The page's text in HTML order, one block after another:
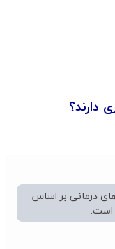
دارند؟
درمانی بر اساس
است.